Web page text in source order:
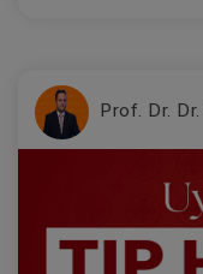
Prof. Dr.